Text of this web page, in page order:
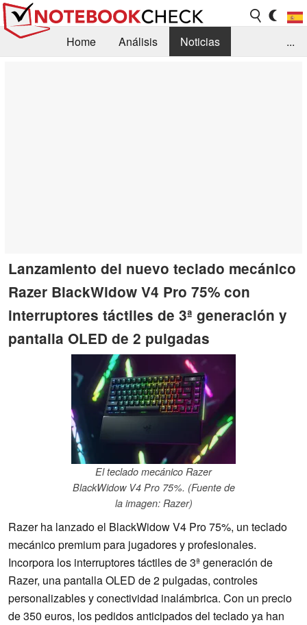
Home Análisis
Noticias
...
Lanzamiento del nuevo teclado mecánico
Razer BlackWidow V4 Pro 75% con
interruptores táctiles de 3ª generación y
pantalla OLED de 2 pulgadas
El teclado mecánico Razer
BlackWidow V4 Pro 75%. (Fuente de
la imagen: Razer)
Razer ha lanzado el BlackWidow V4 Pro 75%, un teclado
mecánico premium para jugadores y profesionales.
Incorpora los interruptores táctiles de 3ª generación de
Razer, una pantalla OLED de 2 pulgadas, controles
personalizables y conectividad inalámbrica. Con un precio
de 350 euros, los pedidos anticipados del teclado ya han